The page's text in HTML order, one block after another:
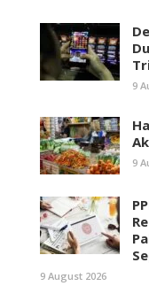
9
9
9 August 2026